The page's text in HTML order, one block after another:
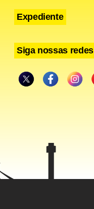
Expediente
Siga nossas redes